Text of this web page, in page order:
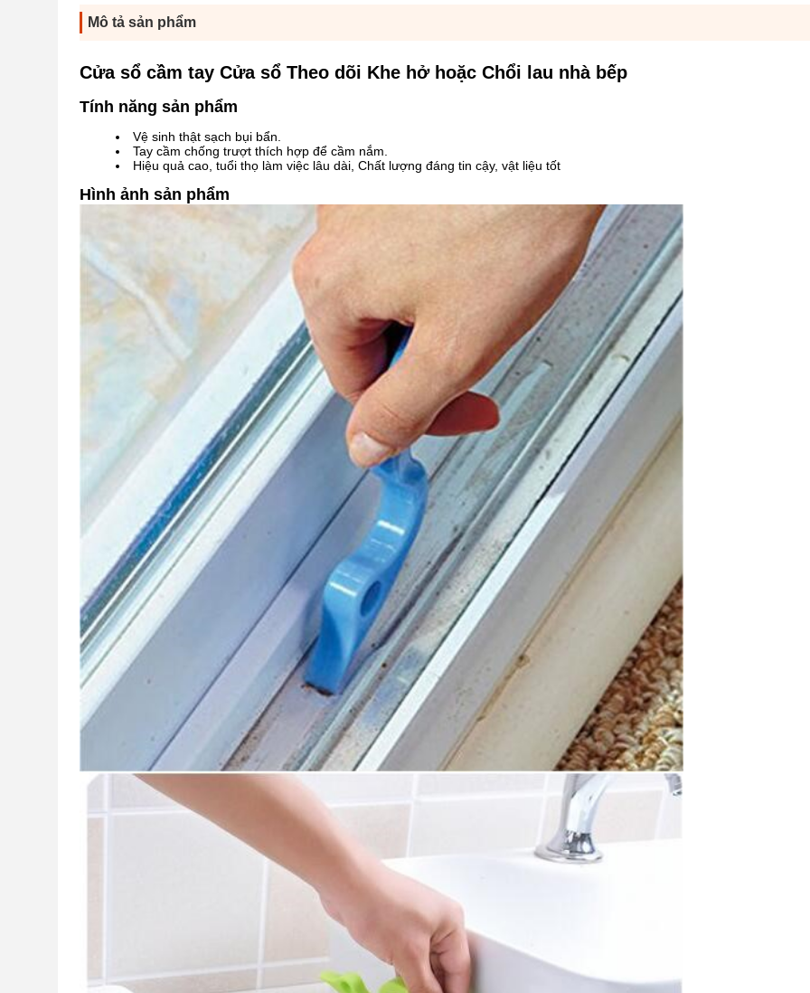
Mô tả sản phẩm
Cửa sổ cầm tay Cửa sổ Theo dõi Khe hở hoặc Chổi lau nhà bếp
Tính năng sản phẩm
Vệ sinh thật sạch bụi bẩn.
Tay cầm chống trượt thích hợp để cầm nắm.
Hiệu quả cao, tuổi thọ làm việc lâu dài, Chất lượng đáng tin cậy, vật liệu tốt
Hình ảnh sản phẩm